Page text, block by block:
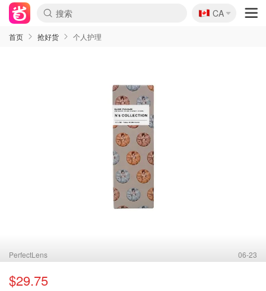
🇨🇦
CA
首页 抢好货 个人护理
PerfectLens 06-23
$29.75